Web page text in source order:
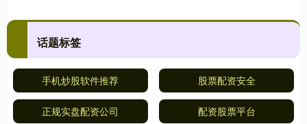
话题标签
手机炒股软件推荐 股票配资安全
正规实盘配资公司 配资股票平台